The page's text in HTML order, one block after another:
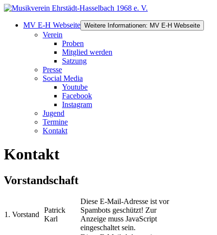
MV E-H Webseite Weitere Informationen: MV E-H Webseite
Verein
Proben
Mitglied werden
Satzung
Presse
Social Media
Youtube
Facebook
Instagram
Jugend
Termine
Kontakt
Kontakt
Vorstandschaft
1. Vorstand
Patrick
Karl
Diese E-Mail-Adresse ist vor
Spambots geschützt! Zur
Anzeige muss JavaScript
eingeschaltet sein.